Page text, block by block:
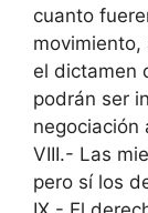
cuanto
el dictamen
podrán ser
negociación
VIII.- Las
pero sí los